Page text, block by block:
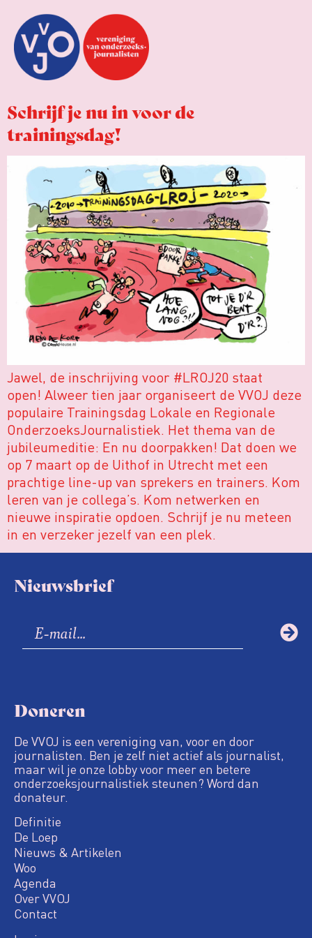
Schrijf je nu in voor de
trainingsdag!
Jawel, de inschrijving voor #LROJ20 staat
open! Alweer tien jaar organiseert de VVOJ deze
populaire Trainingsdag Lokale en Regionale
OnderzoeksJournalistiek. Het thema van de
jubileumeditie: En nu doorpakken! Dat doen we
op 7 maart op de Uithof in Utrecht met een
prachtige line-up van sprekers en trainers. Kom
leren van je collega’s. Kom netwerken en
nieuwe inspiratie opdoen. Schrijf je nu meteen
in en verzeker jezelf van een plek.
Nieuwsbrief
Doneren
De VVOJ is een vereniging van, voor en door
journalisten. Ben je zelf niet actief als journalist,
maar wil je onze lobby voor meer en betere
onderzoeksjournalistiek steunen? Word dan
donateur.
Definitie
De Loep
Nieuws & Artikelen
Woo
Agenda
Over VVOJ
Contact